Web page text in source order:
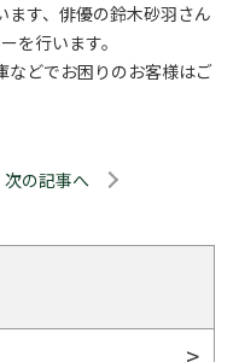
す、俳優の鈴木砂羽さん
を行います。
などでお困りのお客様はご
次の記事へ